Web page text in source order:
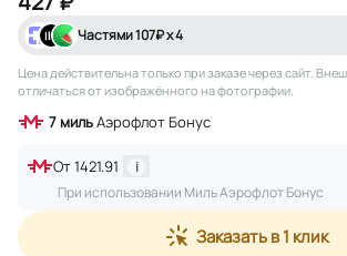
Частями107₽ х 4
Цена действительна только при заказе через сайт.
отличаться от изображённого на фотографии.
7 мильАэрофлот Бонус
От1421.91
i
При использовании Миль Аэрофлот Бонус
Заказать в 1 клик